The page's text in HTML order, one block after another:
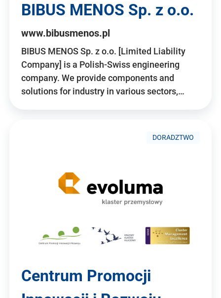
BIBUS MENOS Sp. z o.o.
www.bibusmenos.pl
BIBUS MENOS Sp. z o.o. [Limited Liability
Company] is a Polish-Swiss engineering
company. We provide components and
solutions for industry in various sectors,…
DORADZTWO
Centrum Promocji